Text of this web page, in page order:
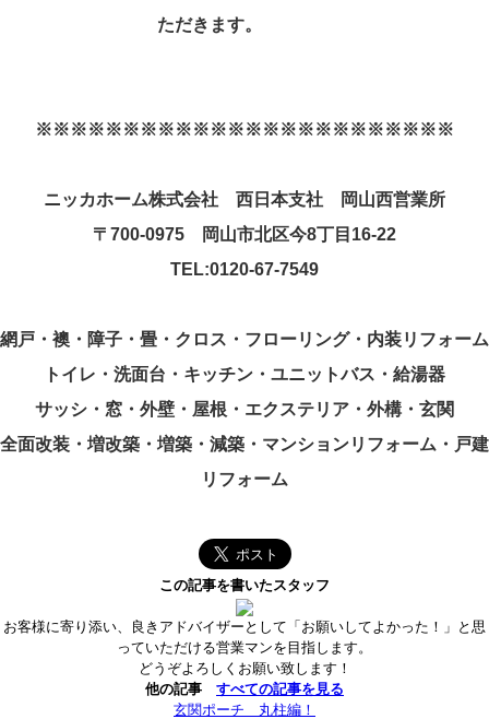
ただきます。
※※※※※※※※※※※※※※※※※※※※※※※※
ニッカホーム株式会社 西日本支社 岡山西営業所
〒 700-0975 岡山市北区今8丁目 16-22
TEL:0120-67-7549
網戸・襖・障子・畳・クロス・フローリング・内装リフォーム
トイレ・洗面台・キッチン・ユニットバス・給湯器
サッシ・窓・外壁・屋根・エクステリア・外構・玄関
全面改装・増改築・増築・減築・マンションリフォーム・戸建
リフォーム
この記事を書いたスタッフ
お客様に寄り添い、良きアドバイザーとして「お願いしてよかった！」と思
っていただける営業マンを目指します。
どうぞよろしくお願い致します！
他の記事 すべての記事を見る
玄関ポーチ 丸柱編！